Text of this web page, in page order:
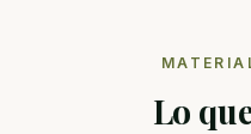
Lo